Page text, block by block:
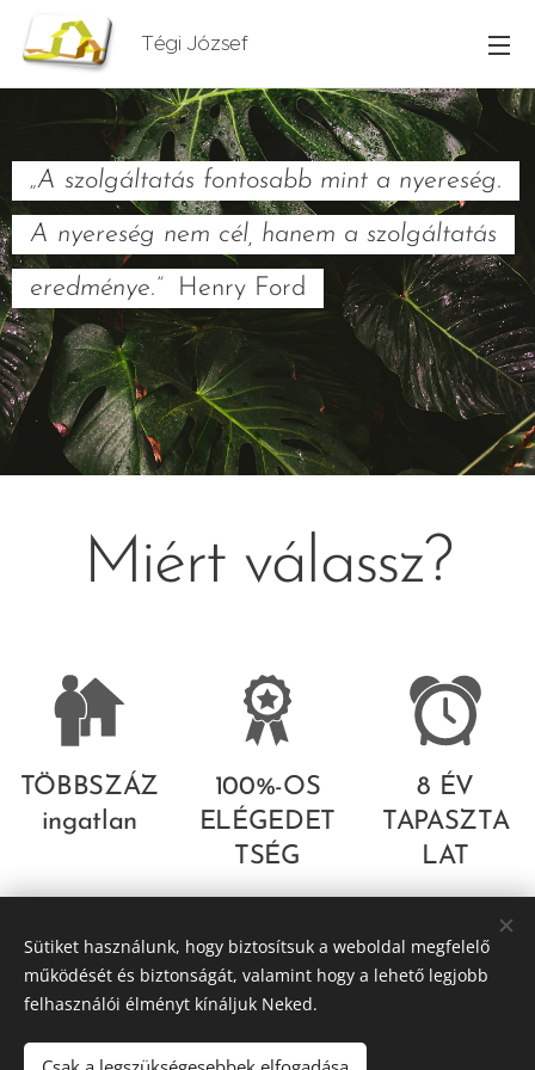
Tégi József
„A szolgáltatás fontosabb mint a nyereség.
A nyereség nem cél, hanem a szolgáltatás
eredménye.” Henry Ford
Miért válassz?
TÖBBSZÁZ
ingatlan
100%-OS
ELÉGEDET
TSÉG
munkavégzés
8 ÉV
TAPASZTA
LAT
Sütiket használunk, hogy biztosítsuk a weboldal megfelelő
működését és biztonságát, valamint hogy a lehető legjobb
felhasználói élményt kínáljuk Neked.